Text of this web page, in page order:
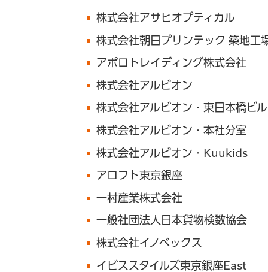
株式会社アサヒオプティカル
株式会社朝日プリンテック 築地工
アポロトレイディング株式会社
株式会社アルビオン
株式会社アルビオン・東日本橋ビル
株式会社アルビオン・本社分室
株式会社アルビオン・Kuukids
アロフト東京銀座
一村産業株式会社
一般社団法人日本貨物検数協会
株式会社イノベックス
イビススタイルズ東京銀座East